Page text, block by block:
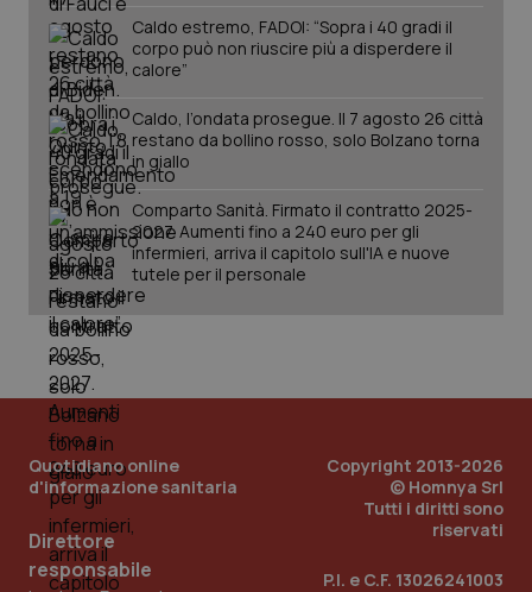
Caldo estremo, FADOI: “Sopra i 40 gradi il
corpo può non riuscire più a disperdere il
calore”
Caldo, l’ondata prosegue. Il 7 agosto 26 città
restano da bollino rosso, solo Bolzano torna
in giallo
Comparto Sanità. Firmato il contratto 2025-
2027. Aumenti fino a 240 euro per gli
infermieri, arriva il capitolo sull'IA e nuove
tutele per il personale
Quotidiano online
d'informazione sanitaria
Direttore
responsabile
Copyright 2013-2026
© Homnya Srl
Tutti i diritti sono
riservati
P.I. e C.F. 13026241003
PHPSESSID